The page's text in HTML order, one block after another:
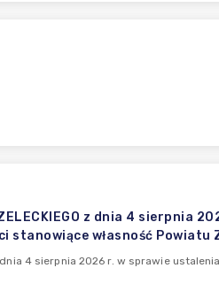
z dnia 4 sierpnia
stanowiące własność Powiatu
z dnia 4 sierpnia 2026 r. w sprawie